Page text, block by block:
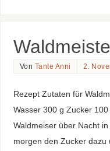
Von Tante Anni 2.
Rezept Zutaten für
Wasser 300 g Zucker
Waldmeiser über Nacht
morgen den Zucker